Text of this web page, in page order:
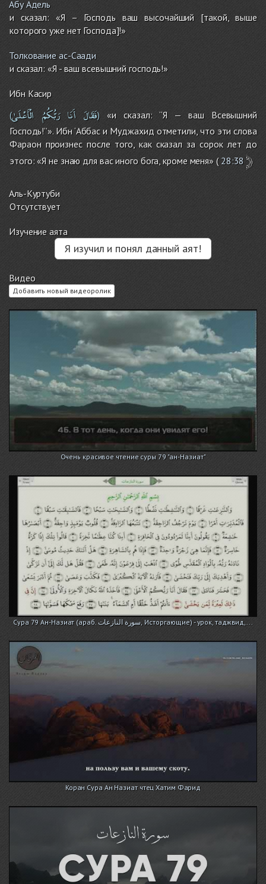
Абу Адель
и сказал: «Я – Господь ваш высочайший [такой, выше
которого уже нет Господа]!»
Толкование ас-Саади
и сказал: «Я - ваш всевышний господь!»
Ибн Касир
( فَقَالَ أَنَا رَبُّكُمُ الْأَعْلَىٰ )«и сказал: ‘‘Я — ваш Всевышний
Господь!’’». Ибн ‘Аббас и Муджахид отметили, что эти слова
Фараон произнес после того, как сказал за сорок лет до
этого: «Я не знаю для вас иного бога, кроме меня» ( 28:38 ﴿
Аль-Куртуби
Отсутствует
Изучение аята
Я изучил и понял данный аят!
Видео
Добавить новый видеоролик
Очень красивое чтение суры 79 "ан-Назиат"
Сура 79 Ан-Назиат (араб. سورة النازعات, Исторгающие) - урок, таджвид,...
Коран Сура Ан Назиат чтец Хатим Фарид